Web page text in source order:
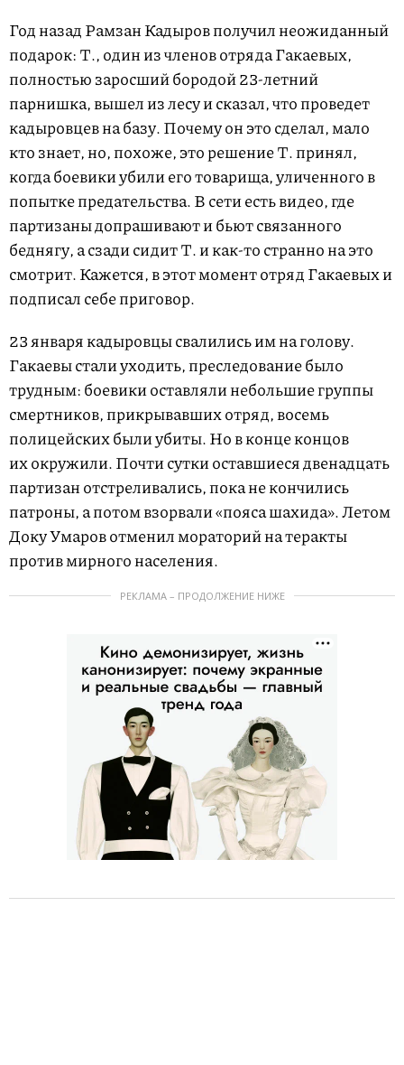
Год назад Рамзан Кадыров получил неожиданный
подарок: Т., один из членов отряда Гакаевых,
полностью заросший бородой 23-летний
парнишка, вышел из лесу и сказал, что проведет
кадыровцев на базу. Почему он это сделал, мало
кто знает, но, похоже, это решение Т. принял,
когда боевики убили его товарища, уличенного в
попытке предательства. В сети есть видео, где
партизаны допрашивают и бьют связанного
беднягу, а сзади сидит Т. и как-то странно на это
смотрит. Кажется, в этот момент отряд Гакаевых и
подписал себе приговор.
23 января кадыровцы свалились им на голову.
Гакаевы стали уходить, преследование было
трудным: боевики оставляли небольшие группы
смертников, прикрывавших отряд, восемь
полицейских были убиты. Но в конце концов
их окружили. Почти сутки оставшиеся двенадцать
партизан отстреливались, пока не кончились
патроны, а потом взорвали «пояса шахида». Летом
Доку Умаров отменил мораторий на теракты
против мирного населения.
РЕКЛАМА – ПРОДОЛЖЕНИЕ НИЖЕ